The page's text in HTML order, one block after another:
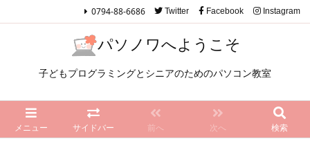
パソノワへようこそ
子どもプログラミングとシニアのためのパソコン教室
メニュー サイドバー 前へ 次へ 検索
0794-88-6686 Twitter Facebook Instagram